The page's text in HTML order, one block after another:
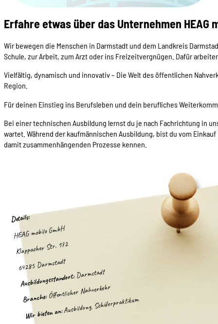
Erfahre etwas über das Unternehmen HEAG
Wir bewegen die Menschen in Darmstadt und dem Landkreis
Schule, zur Arbeit, zum Arzt oder ins Freizeitvergnügen. Dafür
Vielfältig, dynamisch und innovativ – Die Welt des öffentlichen
Region.
Für deinen Einstieg ins Berufsleben und dein berufliches
Bei einer technischen Ausbildung lernst du je nach Fachrichtung in
wartet. Während der kaufmännischen Ausbildung, bist du vom
damit zusammenhängenden Prozesse kennen.
Details:
HEAG mobilo GmbH
Klappacher Str. 172
64285 Darmstadt
Ausbildungsstandort:Darmstadt
Branche:Öffentlicher Nahverkehr
Wir bieten an:Ausbildung, Schülerpraktikum